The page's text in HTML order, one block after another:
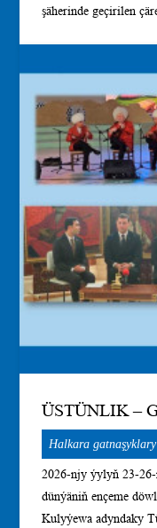
şäherinde geçirilen
hem bu döredijilik
ýetirdiler.Halklaryň
medeni
ýurtlaryň döredijilik
ÜSTÜNLIK –
Halkara gatnaşyklary
2026-njy ýylyň 23-26-
dünýäniň ençeme
Kulyýewa adyndaky